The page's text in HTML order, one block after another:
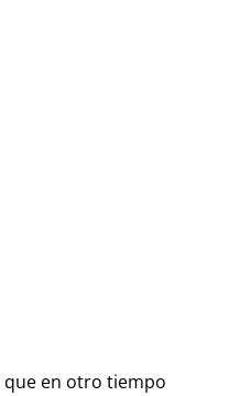
que en otro tiempo